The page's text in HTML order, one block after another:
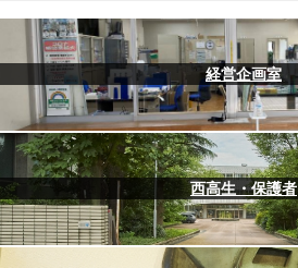
経営企画室
西高生・保護者